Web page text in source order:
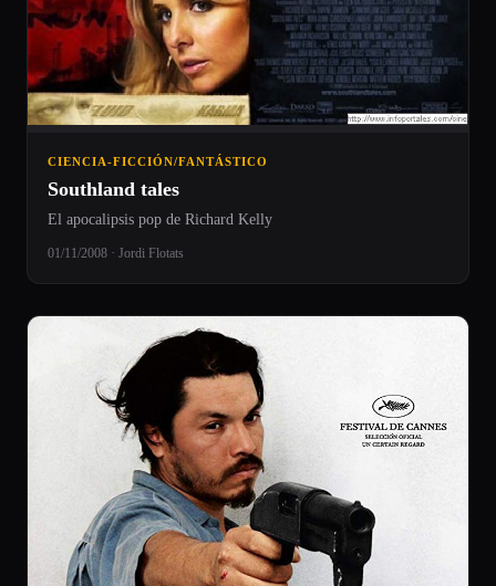
CIENCIA-FICCIÓN/FANTÁSTICO
Southland tales
El apocalipsis pop de Richard Kelly
01/11/2008 · Jordi Flotats